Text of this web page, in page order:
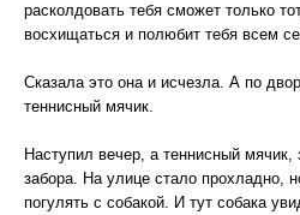
расколдовать тебя сможет только
восхищаться и полюбит тебя всем
Сказала это она и исчезла. А по
теннисный мячик.
Наступил вечер, а теннисный
забора. На улице стало прохладно,
погулять с собакой. И тут собака